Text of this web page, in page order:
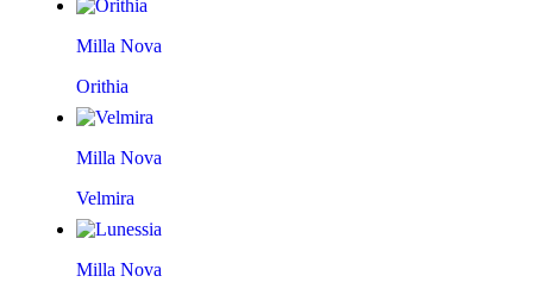
Milla Nova
Orithia
Milla Nova
Velmira
Milla Nova